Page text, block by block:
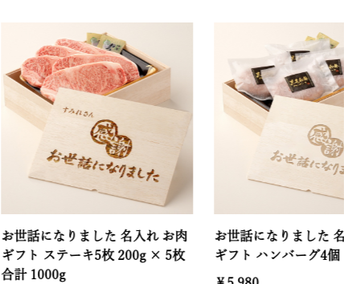
りました 名入れ お肉
ーキ5枚 200g × 5枚
お世話になりました 名入れ お肉
ギフト ハンバーグ4個